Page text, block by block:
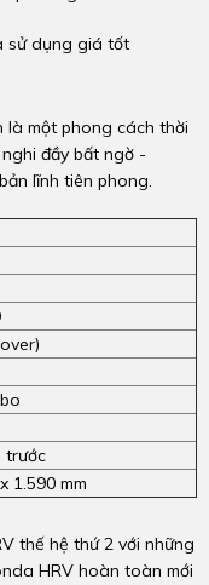
sử dụng giá tốt
là một phong cách thời
đầy bất ngờ -
lĩnh tiên phong.
trước
1.590 mm
thế hệ thứ 2 với những
HRV hoàn toàn mới